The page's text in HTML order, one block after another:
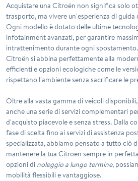
Acquistare una Citroën non significa solo
trasporto, ma vivere un'esperienza di
Ogni modello è dotato delle ultime
infotainment avanzati, per garantire
intrattenimento durante ogni
Citroën si abbina perfettamente alla
efficienti e opzioni ecologiche come le
rispettano l'ambiente senza sacrificare le
Oltre alla vasta gamma di veicoli
anche una serie di servizi complementari
d'acquisto piacevole e senza stress. Dalla
fase di scelta fino ai servizi di assistenza
specializzata, abbiamo pensato a tutto ciò
mantenere la tua Citroën sempre in
opzioni di noleggio a lungo termine,
mobilità flessibili e vantaggiose.